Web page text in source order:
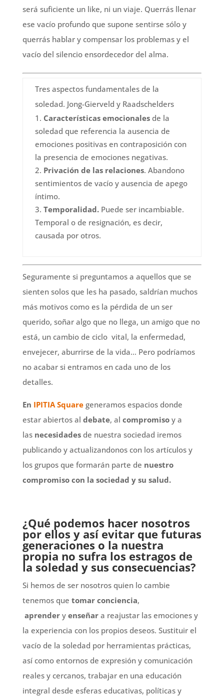
será suficiente un like, ni un viaje. Querrás llenar
ese vacío profundo que supone sentirse sólo y
querrás hablar y compensar los problemas y el
vacío del silencio ensordecedor del alma.
Tres aspectos fundamentales de la
soledad. Jong-Gierveld y Raadschelders
Características emocionales de la
soledad que referencia la ausencia de
emociones positivas en contraposición con
la presencia de emociones negativas.
Privación de las relaciones. Abandono
sentimientos de vacío y ausencia de apego
íntimo.
Temporalidad. Puede ser incambiable.
Temporal o de resignación, es decir,
causada por otros.
Seguramente si preguntamos a aquellos que se
sienten solos que les ha pasado, saldrían muchos
más motivos como es la pérdida de un ser
querido, soñar algo que no llega, un amigo que no
está, un cambio de ciclo vital, la enfermedad,
envejecer, aburrirse de la vida… Pero podríamos
no acabar si entramos en cada uno de los
detalles.
En IPITIA Square generamos espacios donde
estar abiertos al debate, al compromiso y a
las necesidades de nuestra sociedad iremos
publicando y actualizandonos con los artículos y
los grupos que formarán parte de nuestro
compromiso con la sociedad y su salud.
¿Qué podemos hacer nosotros
por ellos y así evitar que futuras
generaciones o la nuestra
propia no sufra los estragos de
la soledad y sus consecuencias?
Si hemos de ser nosotros quien lo cambie
tenemos que tomar conciencia,
aprender y enseñar a reajustar las emociones y
la experiencia con los propios deseos. Sustituir el
vacío de la soledad por herramientas prácticas,
así como entornos de expresión y comunicación
reales y cercanos, trabajar en una educación
integral desde esferas educativas, políticas y